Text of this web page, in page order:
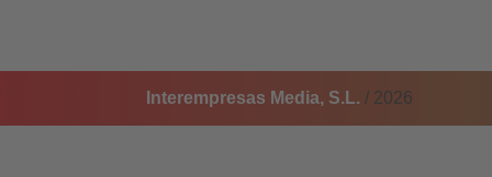
Interempresas Media, S.L. / 2026